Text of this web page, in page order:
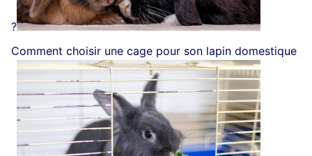
?
Comment choisir une cage pour son lapin domestique